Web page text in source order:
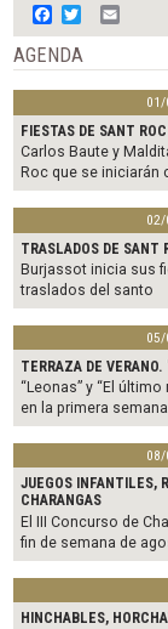
F
a
c
e
b
o
o
k
w
i
t
t
e
r
m
i
l
AGENDA
FIESTAS DE SANT
Carlos Baute y
Roc que se iniciarán
TRASLADOS DE SANT
Burjassot inicia sus
traslados del santo
TERRAZA DE
“Leonas” y “El
en la primera
JUEGOS INFANTILES,
CHARANGAS
El III Concurso de
fin de semana de
HINCHABLES,